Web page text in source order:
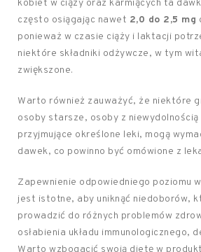
kobiet w ciąży oraz karmiących ta
często osiągając nawet 2,0 do 2,5 mg
ponieważ w czasie ciąży i laktacji
niektóre składniki odżywcze, w tym
zwiększone.
Warto również zauważyć, że niektóre
osoby starsze, osoby z
przyjmujące określone leki, mogą
dawek, co powinno być omówione z
Zapewnienie odpowiedniego poziomu
jest istotne, aby uniknąć niedoborów,
prowadzić do różnych problemów
osłabienia układu immunologicznego,
Warto wzbogacić swoją dietę w